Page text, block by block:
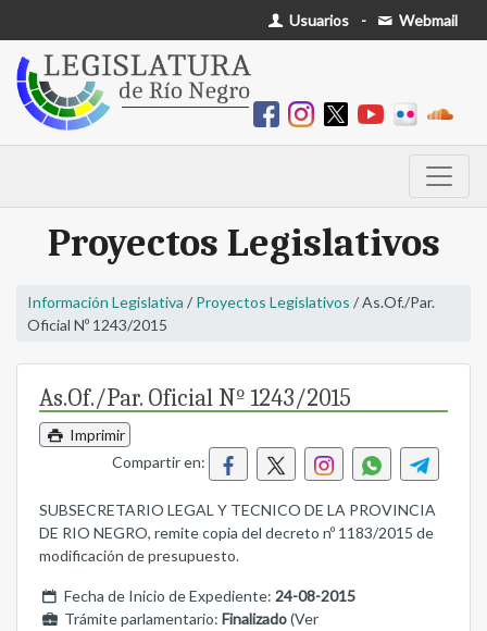
Usuarios - Webmail
Proyectos Legislativos
Información Legislativa / Proyectos Legislativos / As.Of./Par.
Oficial Nº 1243/2015
As.Of./Par. Oficial Nº 1243/2015
Imprimir
Compartir en:
SUBSECRETARIO LEGAL Y TECNICO DE LA PROVINCIA
DE RIO NEGRO, remite copia del decreto nº 1183/2015 de
modificación de presupuesto.
Fecha de Inicio de Expediente: 24-08-2015
Trámite parlamentario: Finalizado(Ver